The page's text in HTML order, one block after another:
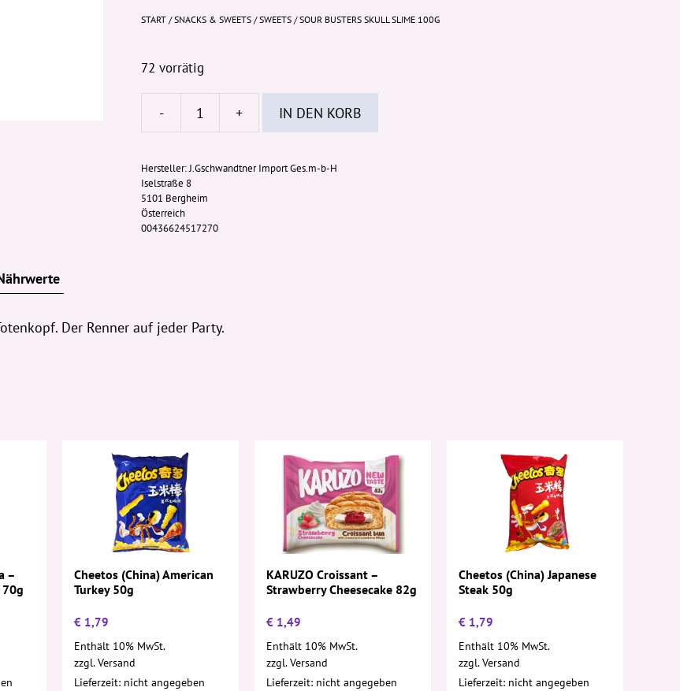
START /SNACKS & SWEETS /SWEETS / SOUR BUSTERS SKULL SLIME 100G
72 vorrätig
-
Skull
Slime
100g
Menge
+ IN DEN KORB
Hersteller:J.Gschwandtner Import Ges.m-b-H
Iselstraße 8
5101 Bergheim
Österreich
00436624517270
Der Renner auf jeder Party.
–
Cheetos (China) American
Turkey 50g
€ 1,79
Enthält 10% MwSt.
zzgl.Versand
Lieferzeit: nicht angegeben
KARUZO Croissant –
Strawberry Cheesecake 82g
€ 1,49
Enthält 10% MwSt.
zzgl.Versand
Lieferzeit: nicht angegeben
Cheetos (China) Japanese
Steak 50g
€ 1,79
Enthält 10% MwSt.
zzgl.Versand
Lieferzeit: nicht angegeben